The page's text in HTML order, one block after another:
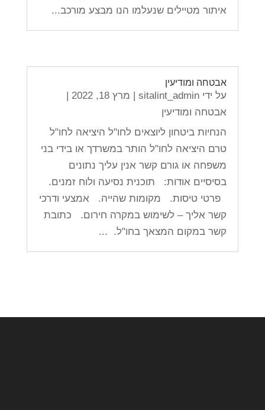
איתור מטיילים שנעלמו הנו מבצע מורכב...
אבטחה ומודיעין
על ידי sitalint_admin
| מרץ 18, 2022
|
אבטחה ומודיעין
הנחיות ביטחון ליוצאים לחו"ל היציאה לחו"ל
טרם היציאה לחו"ל הותר במשרדך או בידי בני
משפחה או גורם קשר אנין עליך נתונים
בסיסיים אודות: תוכנית נסיעה ולוח זמנים.
פרטי טיסות. מקומות שהייה. אמצעי ודרכי
קשר אליך – לשימוש במקרה חירום. כתובת
קשר במקום המצאך בחו"ל. ...